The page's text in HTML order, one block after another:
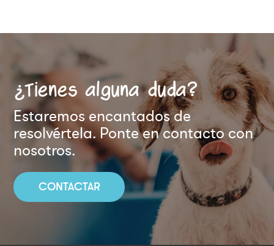
¿Tienes alguna duda?
Estaremos encantados de
resolvértela. Ponte en contacto con
nosotros.
CONTACTAR